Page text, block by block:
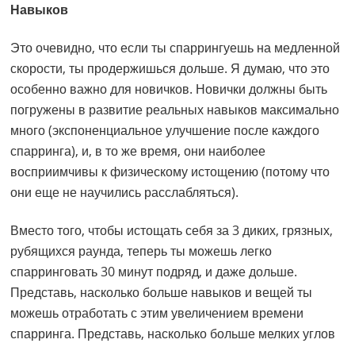
Навыков
Это очевидно, что если ты спаррингуешь на медленной
скорости, ты продержишься дольше. Я думаю, что это
особенно важно для новичков. Новички должны быть
погружены в развитие реальных навыков максимально
много (экспоненциальное улучшение после каждого
спарринга), и, в то же время, они наиболее
восприимчивы к физическому истощению (потому что
они еще не научились расслабляться).
Вместо того, чтобы истощать себя за 3 диких, грязных,
рубящихся раунда, теперь ты можешь легко
спарринговать 30 минут подряд, и даже дольше.
Представь, насколько больше навыков и вещей ты
можешь отработать с этим увеличением времени
спарринга. Представь, насколько больше мелких углов